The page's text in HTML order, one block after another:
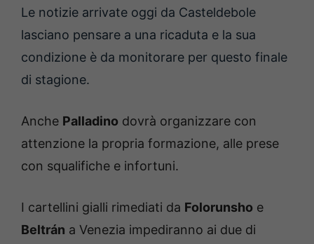
Le notizie arrivate oggi da Casteldebole
lasciano pensare a una ricaduta e la sua
condizione è da monitorare per questo finale
di stagione.
Anche Palladino dovrà organizzare con
attenzione la propria formazione, alle prese
con squalifiche e infortuni.
I cartellini gialli rimediati da Folorunsho e
Beltrán a Venezia impediranno ai due di